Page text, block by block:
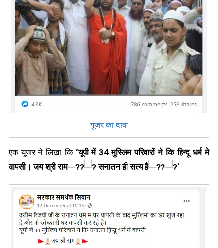
यूजर का दावा
एक यूजर ने लिखा कि ‘यूपी में 34 मुस्लिम परिवारों ने कि हिन्दू धर्म मे
वापसी। जय श्री राम
सनातन ही सत्य है ‘